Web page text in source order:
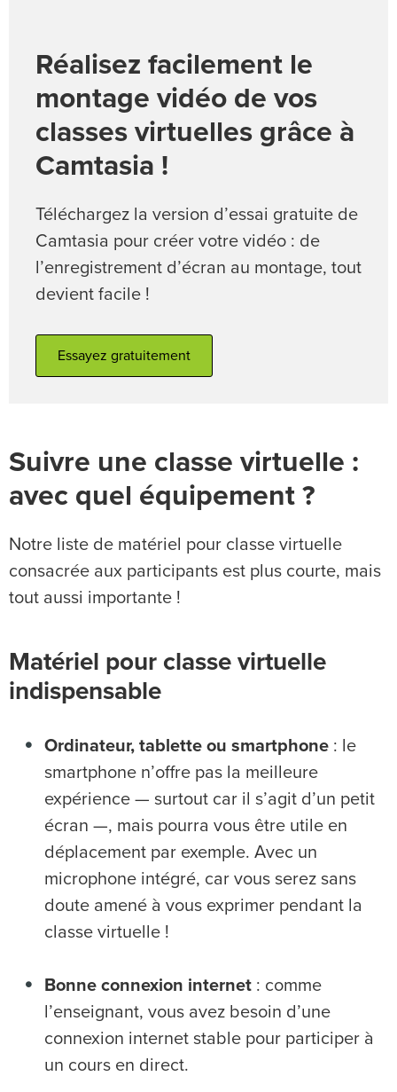
Réalisez facilement le
montage vidéo de vos
classes virtuelles grâce à
Camtasia !
Téléchargez la version d’essai gratuite de
Camtasia pour créer votre vidéo : de
l’enregistrement d’écran au montage, tout
devient facile !
Essayez gratuitement
Suivre une classe virtuelle :
avec quel équipement ?
Notre liste de matériel pour classe virtuelle
consacrée aux participants est plus courte, mais
tout aussi importante !
Matériel pour classe virtuelle
indispensable
Ordinateur, tablette ou smartphone : le
smartphone n’offre pas la meilleure
expérience — surtout car il s’agit d’un petit
écran —, mais pourra vous être utile en
déplacement par exemple. Avec un
microphone intégré, car vous serez sans
doute amené à vous exprimer pendant la
classe virtuelle !
Bonne connexion internet : comme
l’enseignant, vous avez besoin d’une
connexion internet stable pour participer à
un cours en direct.